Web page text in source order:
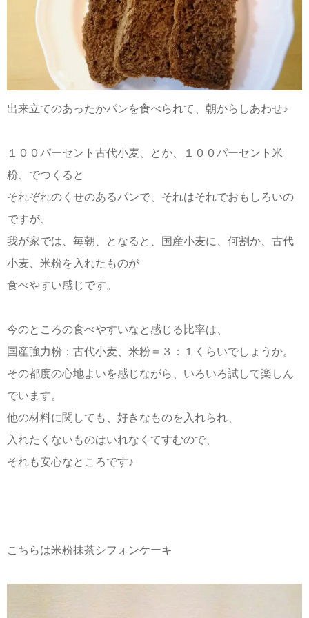
出来立てのあったかパンを食べられて、朝からしあわせ♪
１００パーセント古代小麦、とか、１００パーセント米
粉、でつくると
それぞれのくせのあるパンで、それはそれでおもしろいの
ですが、
我が家では、毎朝、となると、国産小麦に、何割か、古代
小麦、米粉を入れたものが
食べやすい感じです。
今のところの食べやすいなと感じる比率は、
国産強力粉：古代小麦、米粉＝３：１くらいでしょうか。
その都度の心地よいを感じながら、いろいろ試して楽しん
でいます。
他の材料に関しても、好きなものを入れられ、
入れたくないものはいれなくてすむので、
それも安心なところです♪
こちらは米粉抹茶シフォンケーキ